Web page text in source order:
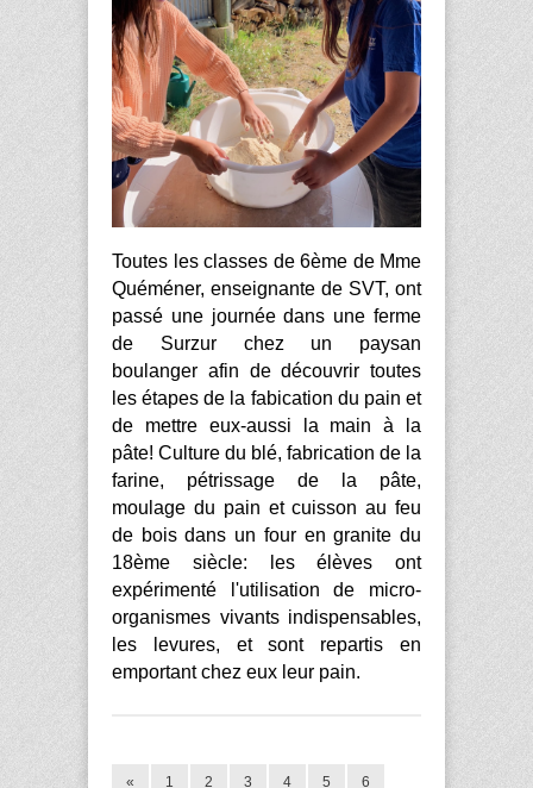
Toutes les classes de 6ème de Mme
Quéméner, enseignante de SVT, ont
passé une journée dans une ferme
de Surzur chez un paysan
boulanger afin de découvrir toutes
les étapes de la fabication du pain et
de mettre eux-aussi la main à la
pâte! Culture du blé, fabrication de la
farine, pétrissage de la pâte,
moulage du pain et cuisson au feu
de bois dans un four en granite du
18ème siècle: les élèves ont
expérimenté l'utilisation de micro-
organismes vivants indispensables,
les levures, et sont repartis en
emportant chez eux leur pain.
« 1 2 3 4 5 6